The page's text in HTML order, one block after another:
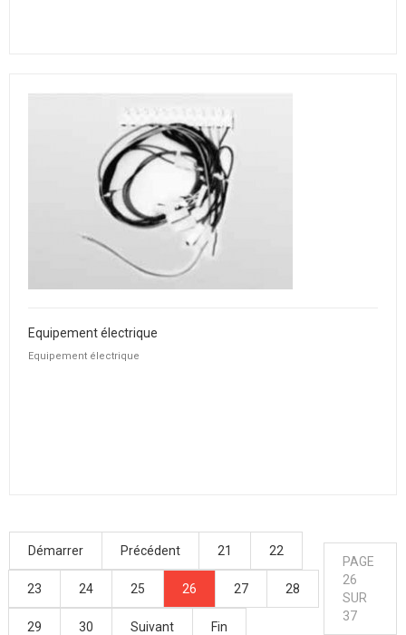
Equipement électrique
Equipement électrique
Démarrer Précédent 21 22
23 24 25 26 27 28
29 30 Suivant Fin
PAGE
26
SUR
37